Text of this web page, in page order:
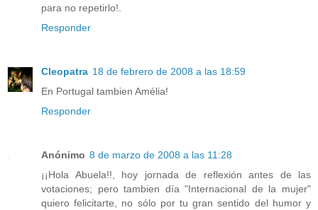
para no repetirlo!.
Responder
Cleopatra 18 de febrero de 2008 a las 18:59
En Portugal tambien Amélia!
Responder
Anónimo 8 de marzo de 2008 a las 11:28
¡¡Hola Abuela!!, hoy jornada de reflexión antes de las
votaciones; pero tambien día "Internacional de la mujer"
quiero felicitarte, no sólo por tu gran sentido del humor y